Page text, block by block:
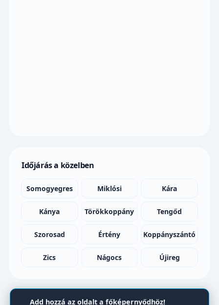
Időjárás a közelben
Somogyegres Miklósi Kára
Kánya Törökkoppány Tengőd
Szorosad Értény Koppányszántó
Zics Nágocs Újireg
Add hozzá az oldalt a főképernyődhöz!